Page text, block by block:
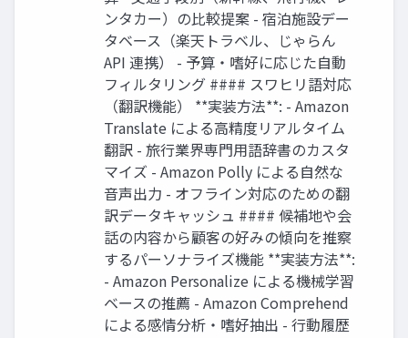
ンタカー）の比較提案 - 宿泊施設デー
タベース（楽天トラベル、じゃらん
API 連携） - 予算・嗜好に応じた自動
フィルタリング #### スワヒリ語対応
（翻訳機能） **実装方法**: - Amazon
Translate による高精度リアルタイム
翻訳 - 旅行業界専門用語辞書のカスタ
マイズ - Amazon Polly による自然な
音声出力 - オフライン対応のための翻
訳データキャッシュ #### 候補地や会
話の内容から顧客の好みの傾向を推察
するパーソナライズ機能 **実装方法**:
- Amazon Personalize による機械学習
ベースの推薦 - Amazon Comprehend
による感情分析・嗜好抽出 - 行動履歴